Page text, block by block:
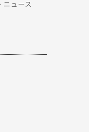
ニュース